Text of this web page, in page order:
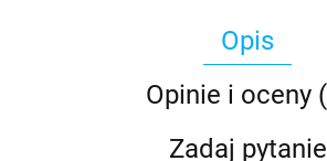
Opis
Opinie i oceny
Zadaj pytanie